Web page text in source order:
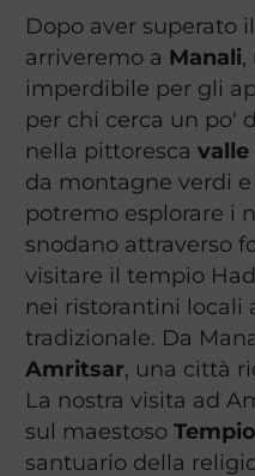
Dopo aver superato il
arriveremo a Manali,
imperdibile per gli
per chi cerca un po'
nella pittoresca valle
da montagne verdi
potremo esplorare i
snodano attraverso
visitare il tempio
nei ristorantini locali
tradizionale. Da
Amritsar, una città
La nostra visita ad
sul maestoso
santuario della